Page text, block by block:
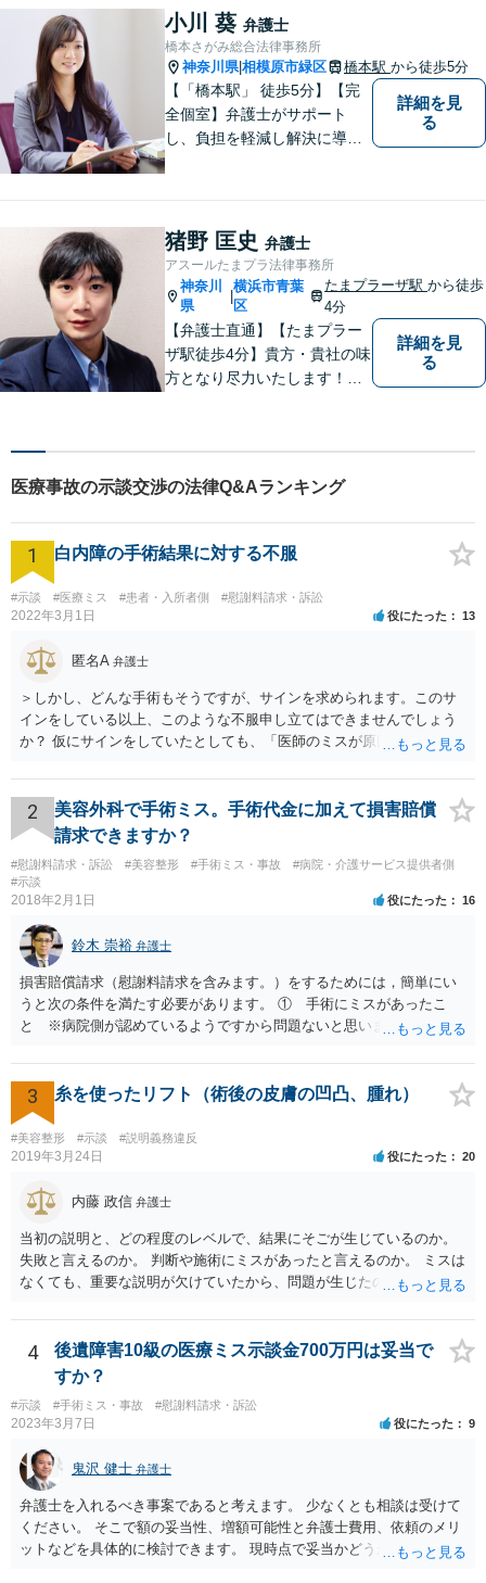
域に根ざした弁護士】法律ト
ラブルでお悩みの方は、お気
軽にご相談ください。
小川 葵 弁護士
橋本さがみ総合法律事務所
神奈川県|相模原市緑区 橋本駅 から徒歩5分
【「橋本駅」 徒歩5分】【完
全個室】弁護士がサポート
し、負担を軽減し解決に導き
はご相談いただき、今後の進
め方を一緒に考えましょう。
【法テラス利用可】
詳細を見
る
猪野 匡史 弁護士
アスールたまプラ法律事務所
神奈川
県
|
横浜市青葉
区
たまプラーザ駅から徒歩
4分
【弁護士直通】【たまプラー
ザ駅徒歩4分】貴方・貴社の味
方となり尽力いたします！当
ください。
詳細を見
る
医療事故の示談交渉の法律Q&Aランキング
1 白内障の手術結果に対する不服
#示談 #医療ミス #患者・入所者側 #慰謝料請求・訴訟
2022年3月1日 役にたった 13
匿名A 弁護士
＞しかし、どんな手術もそうですが、サインを求められます。このサ
インをしている以上、このような不服申し立てはできませんでしょう
か？ 仮にサインをしていたとしても、「医師のミスが原因で老眼がひ
眼が悪化することがあるにもかかわらず、全く説明されなかったよう
な場合」には、請求することは可能です。
2
美容外科で手術ミス。手術代金に加えて損害賠償
請求できますか？
#慰謝料請求・訴訟 #美容整形 #手術ミス・事故
#病院・介護サービス提供者側
#示談
2018年2月1日 役にたった 16
鈴木 崇裕 弁護士
損害賠償請求（慰謝料請求を含みます。）をするためには，簡単にい
うと次の条件を満たす必要があります。 ① 手術にミスがあったこ
と ※病院側が認めているようですから問題ないと思います。 ② 手
術のミスの「せいで」マスクが外せなくなったこと ④ 仕事を休まな
ければならなくなった「せいで」休業損害が発生したこと ⑤ マスク
を外せなくなった「せいで」経済的に評価できる精神的な損害が発生
したこと 「せいで」と強調した点が，内藤先生のご指摘なさる「相当
因果関係」です。 手術のミスと関係のないことまでは責任追及ができ
しく悪くなってしまったとか， 手術のミスの結果，入院期間が延びて
しまったとかいう事情があれば， 追加請求が可能な余地があります。
ただし，手術代の返金に応じた際に「これ以上金銭の請求はしませ
ん」という趣旨の合意をしてしまっていると， 上記の請求は，基本的
には困難となります。
3 糸を使ったリフト（術後の皮膚の凹凸、腫れ）
#美容整形 #示談 #説明義務違反
2019年3月24日 役にたった 20
内藤 政信 弁護士
当初の説明と、どの程度のレベルで、結果にそごが生じているのか。
失敗と言えるのか。 判断や施術にミスがあったと言えるのか。 ミスは
なくても、重要な説明が欠けていたから、問題が生じたのか。 美容整
4
後遺障害10級の医療ミス示談金700万円は妥当で
すか？
#示談 #手術ミス・事故 #慰謝料請求・訴訟
2023年3月7日 役にたった 9
鬼沢 健士 弁護士
弁護士を入れるべき事案であると考えます。 少なくとも相談は受けて
ください。 そこで額の妥当性、増額可能性と弁護士費用、依頼のメリ
ットなどを具体的に検討できます。 現時点で妥当かどうかを即断する